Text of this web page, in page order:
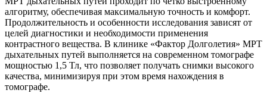
алгоритму, обеспечивая максимальную точность и комфорт.
Продолжительность и особенности исследования зависят от
целей диагностики и необходимости применения
контрастного вещества. В клинике «Фактор Долголетия» МРТ
дыхательных путей выполняется на современном томографе
мощностью 1,5 Тл, что позволяет получать снимки высокого
качества, минимизируя при этом время нахождения в
томографе.